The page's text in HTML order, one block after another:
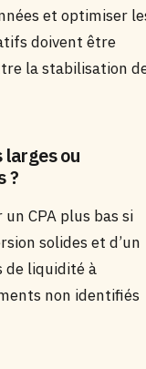
et optimiser
doivent être
la stabilisation
larges ou
?
CPA plus bas si
solides et d’un
liquidité à
non identifiés